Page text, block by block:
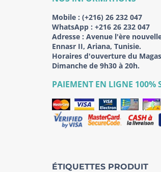
Mobile : (+216) 26 232 047
WhatsApp : +216 26 232 047
Adresse : Avenue l'ère
Ennasr II, Ariana, Tunisie.
Horaires d'ouverture du
Dimanche de 9h30 à 20h.
PAIEMENT EN LIGNE 100%
ÉTIQUETTES PRODUIT